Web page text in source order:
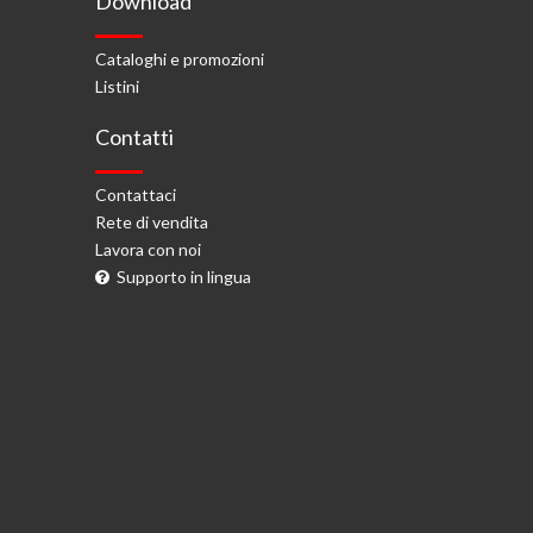
Cataloghi e promozioni
Listini
Contatti
Contattaci
Rete di vendita
Lavora con noi
Supporto in lingua